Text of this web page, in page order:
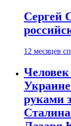
Сергей
12 месяцев
руками